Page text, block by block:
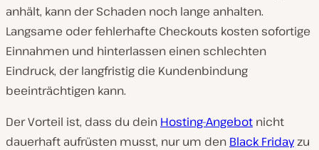
anhält, kann der Schaden noch lange anhalten.
Langsame oder fehlerhafte Checkouts kosten sofortige
Einnahmen und hinterlassen einen schlechten
Eindruck, der langfristig die Kundenbindung
beeinträchtigen kann.
Der Vorteil ist, dass du dein Hosting-Angebot nicht
dauerhaft aufrüsten musst, nur um den Black Fridayzu